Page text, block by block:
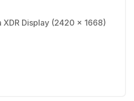
XDR Display (2420 x 1668)